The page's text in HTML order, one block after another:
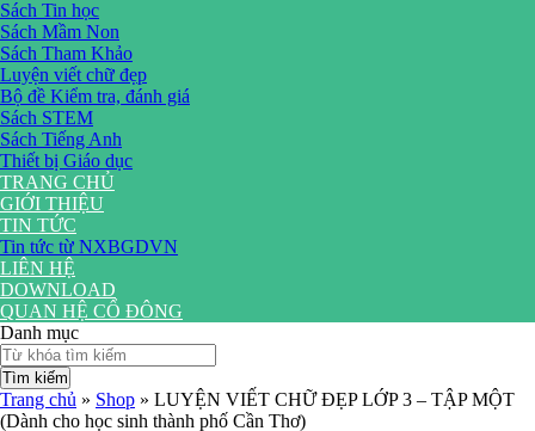
Sách Tin học
Sách Mầm Non
Sách Tham Khảo
Luyện viết chữ đẹp
Bộ đề Kiểm tra, đánh giá
Sách STEM
Sách Tiếng Anh
Thiết bị Giáo dục
TRANG CHỦ
GIỚI THIỆU
TIN TỨC
Tin tức từ NXBGDVN
LIÊN HỆ
DOWNLOAD
QUAN HỆ CỔ ĐÔNG
Danh mục
Tìm kiếm
Trang chủ » Shop » LUYỆN VIẾT CHỮ ĐẸP LỚP 3 – TẬP MỘT
(Dành cho học sinh thành phố Cần Thơ)